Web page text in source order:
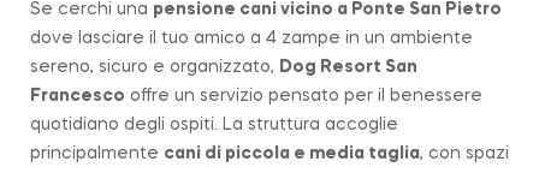
Se cerchi una pensione cani vicino a Ponte San Pietro
dove lasciare il tuo amico a 4 zampe in un ambiente
sereno, sicuro e organizzato, Dog Resort San
Francesco offre un servizio pensato per il benessere
quotidiano degli ospiti. La struttura accoglie
principalmente cani di piccola e media taglia, con spazi